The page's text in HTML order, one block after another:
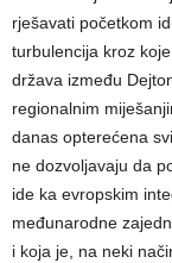
rješavati početkom
turbulencija kroz
država između
regionalnim
danas opterećena
ne dozvoljavaju da
ide ka evropskim
međunarodne
i koja je, na neki